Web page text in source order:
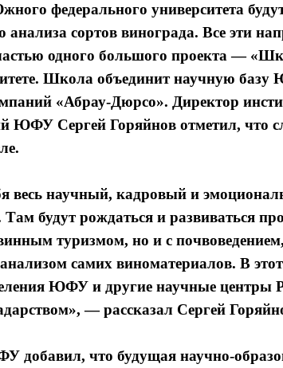
федерального университета
анализа сортов винограда. Все эти
частью одного большого проекта —
Школа объединит научную
«Абрау-Дюрсо». Директор
ЮФУ Сергей Горяйнов отметил, что
весь научный, кадровый и
будут рождаться и развиваться
туризмом, но и с
самих виноматериалов. В
ЮФУ и другие научные центры
— рассказал Сергей
что будущая научно-